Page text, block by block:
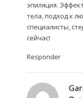
эпиляция.
тела, подход к
специалисты,
сейчас!
Responder